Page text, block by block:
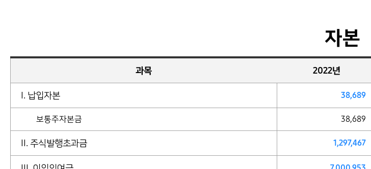
자본
과목 2022년
I. 납입자본 38,689
보통주자본금 38,689
II. 주식발행초과금 1,297,467